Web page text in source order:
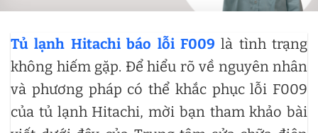
Tủ lạnh Hitachi báo lỗi F009 là tình trạng
không hiếm gặp. Để hiểu rõ về nguyên nhân
và phương pháp có thể khắc phục lỗi F009
của tủ lạnh Hitachi, mời bạn tham khảo bài